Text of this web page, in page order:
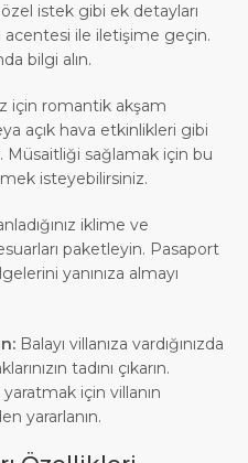
istek gibi ek detayları
acentesi ile iletişime geçin.
bilgi alın.
için romantik akşam
açık hava etkinlikleri gibi
Müsaitliği sağlamak için bu
isteyebilirsiniz.
iklime ve
paketleyin. Pasaport
yanınıza almayı
Balayı villanıza vardığınızda
tadını çıkarın.
için villanın
yararlanın.